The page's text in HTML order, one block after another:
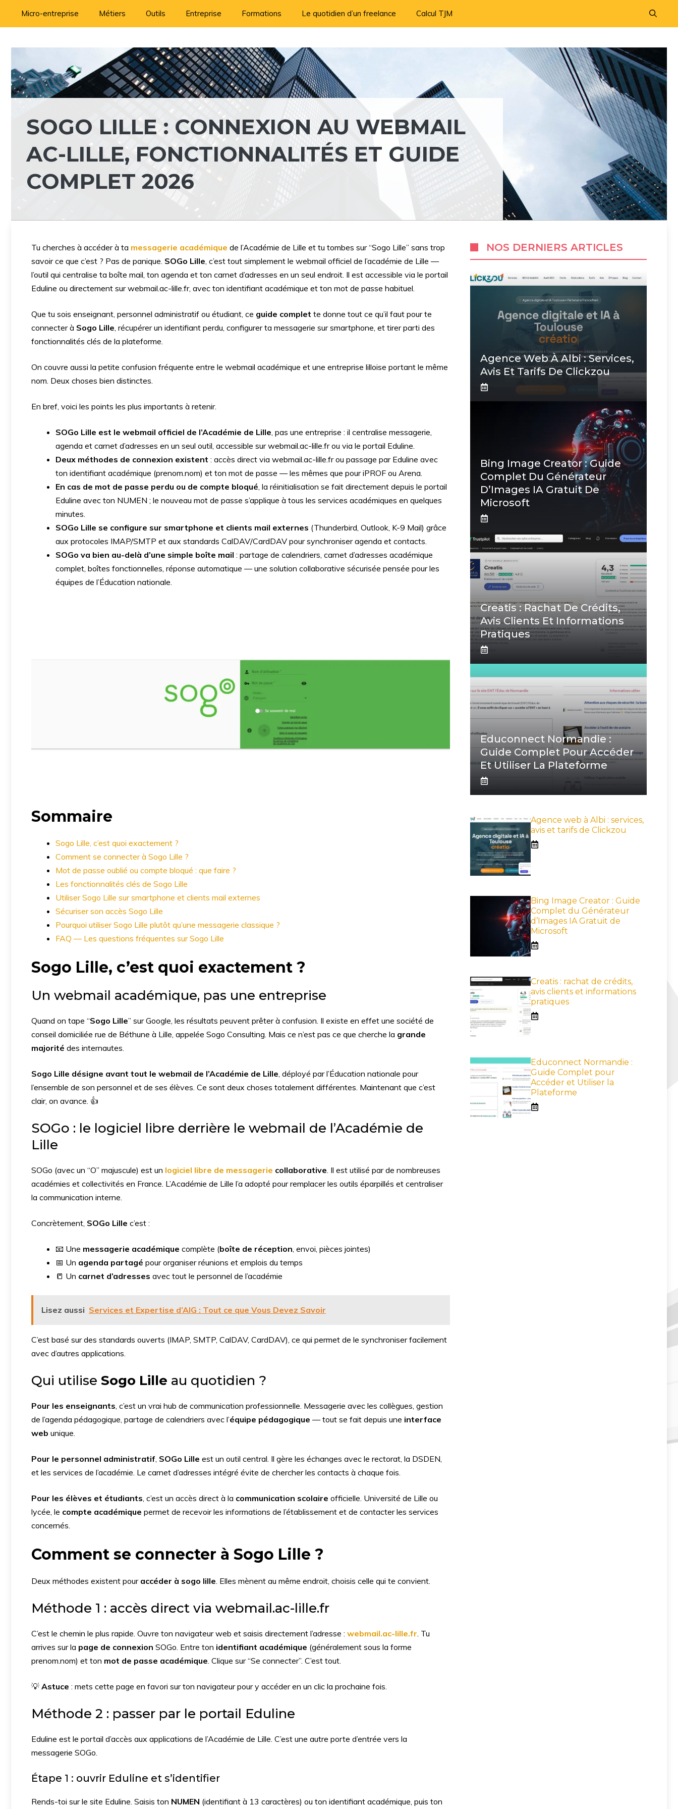
Micro-entreprise Métiers Outils Entreprise Formations Le quotidien d’un freelance Calcul TJM
SOGO LILLE : CONNEXION AU WEBMAIL
AC-LILLE, FONCTIONNALITÉS ET GUIDE
COMPLET 2026
Tu cherches à accéder à ta messagerie académique de l’Académie de Lille et tu tombes sur “Sogo Lille” sans trop
savoir ce que c’est ? Pas de panique. SOGo Lille, c’est tout simplement le webmail officiel de l’académie de Lille —
l’outil qui centralise ta boîte mail, ton agenda et ton carnet d’adresses en un seul endroit. Il est accessible via le portail
Eduline ou directement sur webmail.ac-lille.fr, avec ton identifiant académique et ton mot de passe habituel.
Que tu sois enseignant, personnel administratif ou étudiant, ce guide complet te donne tout ce qu’il faut pour te
connecter à Sogo Lille, récupérer un identifiant perdu, configurer ta messagerie sur smartphone, et tirer parti des
fonctionnalités clés de la plateforme.
On couvre aussi la petite confusion fréquente entre le webmail académique et une entreprise lilloise portant le même
nom. Deux choses bien distinctes.
En bref, voici les points les plus importants à retenir.
SOGo Lille est le webmail officiel de l’Académie de Lille, pas une entreprise : il centralise messagerie,
agenda et carnet d’adresses en un seul outil, accessible sur webmail.ac-lille.fr ou via le portail Eduline.
Deux méthodes de connexion existent : accès direct via webmail.ac-lille.fr ou passage par Eduline avec
ton identifiant académique (prenom.nom) et ton mot de passe — les mêmes que pour iPROF ou Arena.
En cas de mot de passe perdu ou de compte bloqué, la réinitialisation se fait directement depuis le portail
Eduline avec ton NUMEN ; le nouveau mot de passe s’applique à tous les services académiques en quelques
minutes.
SOGo Lille se configure sur smartphone et clients mail externes (Thunderbird, Outlook, K-9 Mail) grâce
aux protocoles IMAP/SMTP et aux standards CalDAV/CardDAV pour synchroniser agenda et contacts.
SOGo va bien au-delà d’une simple boîte mail : partage de calendriers, carnet d’adresses académique
complet, boîtes fonctionnelles, réponse automatique — une solution collaborative sécurisée pensée pour les
équipes de l’Éducation nationale.
Sommaire
Sogo Lille, c’est quoi exactement ?
Comment se connecter à Sogo Lille ?
Mot de passe oublié ou compte bloqué : que faire ?
Les fonctionnalités clés de Sogo Lille
Utiliser Sogo Lille sur smartphone et clients mail externes
Sécuriser son accès Sogo Lille
Pourquoi utiliser Sogo Lille plutôt qu’une messagerie classique ?
FAQ — Les questions fréquentes sur Sogo Lille
Sogo Lille, c’est quoi exactement ?
Un webmail académique, pas une entreprise
Quand on tape “Sogo Lille” sur Google, les résultats peuvent prêter à confusion. Il existe en effet une société de
conseil domiciliée rue de Béthune à Lille, appelée Sogo Consulting. Mais ce n’est pas ce que cherche la grande
majorité des internautes.
Sogo Lille désigne avant tout le webmail de l’Académie de Lille, déployé par l’Éducation nationale pour
l’ensemble de son personnel et de ses élèves. Ce sont deux choses totalement différentes. Maintenant que c’est
clair, on avance. 👍
SOGo : le logiciel libre derrière le webmail de l’Académie de
Lille
SOGo (avec un “O” majuscule) est un logiciel libre de messagerie collaborative. Il est utilisé par de nombreuses
académies et collectivités en France. L’Académie de Lille l’a adopté pour remplacer les outils éparpillés et centraliser
la communication interne.
Concrètement, SOGo Lille c’est :
📧 Une messagerie académique complète (boîte de réception, envoi, pièces jointes)
📅 Un agenda partagé pour organiser réunions et emplois du temps
📒 Un carnet d’adresses avec tout le personnel de l’académie
Lisez aussi Services et Expertise d’AIG : Tout ce que Vous Devez Savoir
C’est basé sur des standards ouverts (IMAP, SMTP, CalDAV, CardDAV), ce qui permet de le synchroniser facilement
avec d’autres applications.
Qui utilise Sogo Lille au quotidien ?
Pour les enseignants, c’est un vrai hub de communication professionnelle. Messagerie avec les collègues, gestion
de l’agenda pédagogique, partage de calendriers avec l’équipe pédagogique — tout se fait depuis une interface
web unique.
Pour le personnel administratif, SOGo Lille est un outil central. Il gère les échanges avec le rectorat, la DSDEN,
et les services de l’académie. Le carnet d’adresses intégré évite de chercher les contacts à chaque fois.
Pour les élèves et étudiants, c’est un accès direct à la communication scolaire officielle. Université de Lille ou
lycée, le compte académique permet de recevoir les informations de l’établissement et de contacter les services
concernés.
Comment se connecter à Sogo Lille ?
Deux méthodes existent pour accéder à sogo lille. Elles mènent au même endroit, choisis celle qui te convient.
Méthode 1 : accès direct via webmail.ac-lille.fr
C’est le chemin le plus rapide. Ouvre ton navigateur web et saisis directement l’adresse : webmail.ac-lille.fr. Tu
arrives sur la page de connexion SOGo. Entre ton identifiant académique (généralement sous la forme
prenom.nom) et ton mot de passe académique. Clique sur “Se connecter”. C’est tout.
💡 Astuce : mets cette page en favori sur ton navigateur pour y accéder en un clic la prochaine fois.
Méthode 2 : passer par le portail Eduline
Eduline est le portail d’accès aux applications de l’Académie de Lille. C’est une autre porte d’entrée vers la
messagerie SOGo.
Étape 1 : ouvrir Eduline et s’identifier
Rends-toi sur le site Eduline. Saisis ton NUMEN (identifiant à 13 caractères) ou ton identifiant académique, puis ton
NOS DERNIERS ARTICLES
Agence Web À Albi : Services,
Avis Et Tarifs De Clickzou
Bing Image Creator : Guide
Complet Du Générateur
D’Images IA Gratuit De
Microsoft
Creatis : Rachat De Crédits,
Avis Clients Et Informations
Pratiques
Educonnect Normandie :
Guide Complet Pour Accéder
Et Utiliser La Plateforme
Agence web à Albi : services,
avis et tarifs de Clickzou
Bing Image Creator : Guide
Complet du Générateur
d’Images IA Gratuit de
Microsoft
Creatis : rachat de crédits,
avis clients et informations
pratiques
Educonnect Normandie :
Guide Complet pour
Accéder et Utiliser la
Plateforme